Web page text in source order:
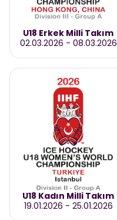
U18 Erkek Milli Takım
02.03.2026 - 08.03.2026
U18 Kadın Milli Takım
19.01.2026 - 25.01.2026